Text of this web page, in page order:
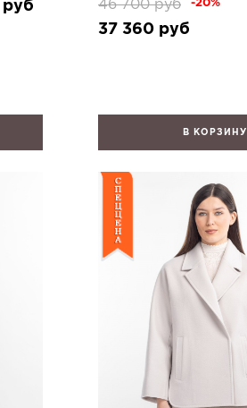
руб
37 360 руб
В КОРЗИНУ